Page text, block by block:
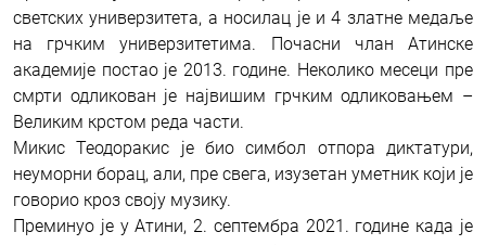
светских универзитета, а носилац је и 4 златне медаље
на грчким универзитетима. Почасни члан Атинске
академије постао је 2013. године. Неколико месеци пре
смрти одликован је највишим грчким одликовањем –
Великим крстом реда части.
Микис Теодоракис је био симбол отпора диктатури,
неуморни борац, али, пре свега, изузетан уметник који је
говорио кроз своју музику.
Преминуо је у Атини, 2. септембра 2021. године када је